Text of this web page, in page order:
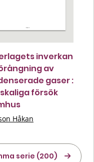
inverkan
av
gaser :
försök
Håkan
serie (200)